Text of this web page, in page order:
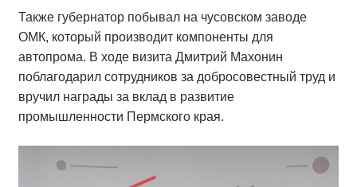
Также губернатор побывал на чусовском заводе
ОМК, который производит компоненты для
автопрома. В ходе визита Дмитрий Махонин
поблагодарил сотрудников за добросовестный труд и
вручил награды за вклад в развитие
промышленности Пермского края.